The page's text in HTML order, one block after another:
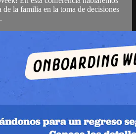
de la familia en la toma de decisiones